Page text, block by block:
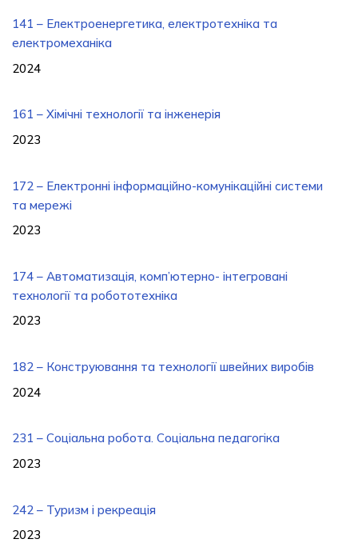
141 – Електроенергетика, електротехніка та
електромеханіка
2024
161 – Хімічні технології та інженерія
2023
172 – Електронні інформаційно-комунікаційні системи
та мережі
2023
174 – Автоматизація, комп’ютерно- інтегровані
технології та робототехніка
2023
182 – Конструювання та технології швейних виробів
2024
231 – Соціальна робота. Соціальна педагогіка
2023
242 – Туризм і рекреація
2023